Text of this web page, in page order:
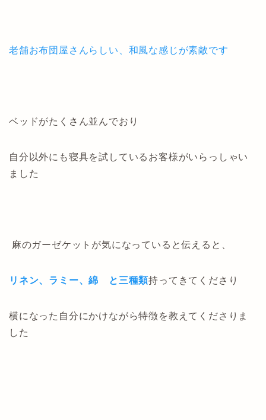
老舗お布団屋さんらしい、和風な感じが素敵です
ベッドがたくさん並んでおり
自分以外にも寝具を試しているお客様がいらっしゃい
ました
麻のガーゼケットが気になっていると伝えると、
リネン、ラミー、綿 と三種類持ってきてくださり
横になった自分にかけながら特徴を教えてくださりま
した